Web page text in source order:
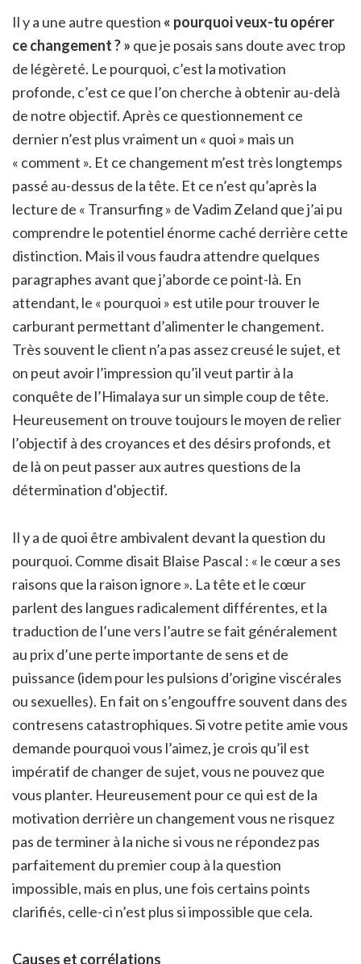
Il y a une autre question « pourquoi veux-tu opérer
ce changement ? » que je posais sans doute avec trop
de légèreté. Le pourquoi, c’est la motivation
profonde, c’est ce que l’on cherche à obtenir au-delà
de notre objectif. Après ce questionnement ce
dernier n’est plus vraiment un « quoi » mais un
« comment ». Et ce changement m’est très longtemps
passé au-dessus de la tête. Et ce n’est qu’après la
lecture de « Transurfing » de Vadim Zeland que j’ai pu
comprendre le potentiel énorme caché derrière cette
distinction. Mais il vous faudra attendre quelques
paragraphes avant que j’aborde ce point-là. En
attendant, le « pourquoi » est utile pour trouver le
carburant permettant d’alimenter le changement.
Très souvent le client n’a pas assez creusé le sujet, et
on peut avoir l’impression qu’il veut partir à la
conquête de l’Himalaya sur un simple coup de tête.
Heureusement on trouve toujours le moyen de relier
l’objectif à des croyances et des désirs profonds, et
de là on peut passer aux autres questions de la
détermination d’objectif.
Il y a de quoi être ambivalent devant la question du
pourquoi. Comme disait Blaise Pascal : « le cœur a ses
raisons que la raison ignore ». La tête et le cœur
parlent des langues radicalement différentes, et la
traduction de l’une vers l’autre se fait généralement
au prix d’une perte importante de sens et de
puissance (idem pour les pulsions d’origine viscérales
ou sexuelles). En fait on s’engouffre souvent dans des
contresens catastrophiques. Si votre petite amie vous
demande pourquoi vous l’aimez, je crois qu’il est
impératif de changer de sujet, vous ne pouvez que
vous planter. Heureusement pour ce qui est de la
motivation derrière un changement vous ne risquez
pas de terminer à la niche si vous ne répondez pas
parfaitement du premier coup à la question
impossible, mais en plus, une fois certains points
clarifiés, celle-ci n’est plus si impossible que cela.
Causes et corrélations